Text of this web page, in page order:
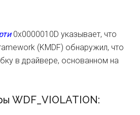
0x0000010D указывает, что
(KMDF) обнаружил, что
в драйвере, основанном на
WDF_VIOLATION: